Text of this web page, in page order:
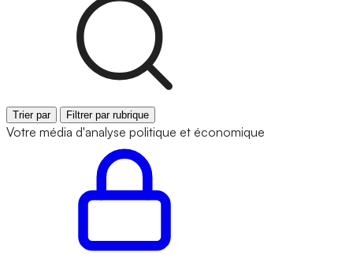
Trier par Filtrer par rubrique
Votre média d'analyse politique et économique